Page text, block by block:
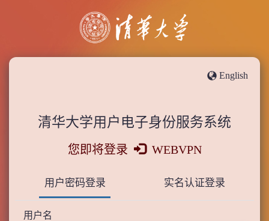
English
清华大学用户电子身份服务系统
您即将登录 WEBVPN
用户密码登录 实名认证登录
用户名